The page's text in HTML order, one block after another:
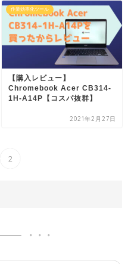
作業効率化ツール
【購入レビュー】
Chromebook Acer CB314-
1H-A14P【コスパ抜群】
2021年2月27日
2